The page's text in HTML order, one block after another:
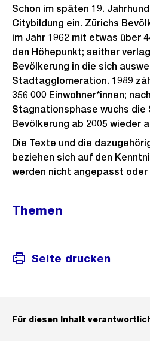
Schon im späten 19.
Citybildung ein. Zürichs
im Jahr 1962 mit etwas über
den Höhepunkt; seither
Bevölkerung in die sich
Stadtagglomeration. 1989
356 000 Einwohner*innen;
Stagnationsphase wuchs
Bevölkerung ab 2005 wieder
Die Texte und die
beziehen sich auf den
werden nicht angepasst
Themen
Seite drucken
Für diesen Inhalt